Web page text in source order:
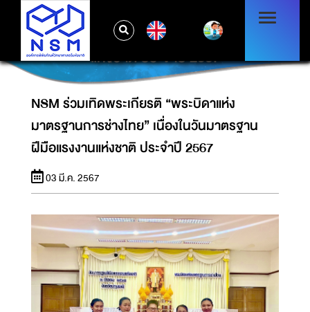
NSM ร่วมเทิดพระเกียรติ “พระบิดาแห่งมาตรฐาน
การช่างไทย” เนื่องในวันมาตรฐานฝีมือแรงงาน
แห่งชาติ ประจำปี 2567
NSM ร่วมเทิดพระเกียรติ “พระบิดาแห่ง
มาตรฐานการช่างไทย” เนื่องในวันมาตรฐาน
ฝีมือแรงงานแห่งชาติ ประจำปี 2567
03 มี.ค. 2567